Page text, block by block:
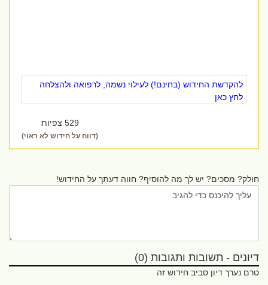
להקדשת החידוש (בחינם!) לעילוי נשמה, לרפואה ולהצלחה
לחץ כאן
529 צפיות
(דווח על חידוש לא ראוי)
חולק? מסכים? יש לך מה להוסיף? חווה דעתך על החידוש!
דיונים - תשובות ותגובות (0)
טרם נערך דיון סביב חידוש זה